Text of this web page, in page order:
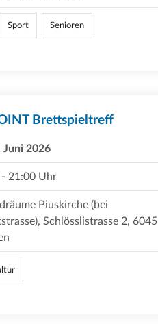
Sport Senioren
Brettspieltreff
Juni 2026
21:00 Uhr
Piuskirche (bei
Schlösslistrasse 2, 6045